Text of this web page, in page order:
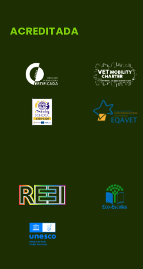
ACREDITADA